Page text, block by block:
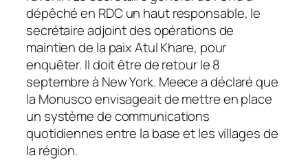
dépêché en RDC un haut responsable, le
secrétaire adjoint des opérations de
maintien de la paix Atul Khare, pour
enquêter. Il doit être de retour le 8
septembre à New York. Meece a déclaré que
la Monusco envisageait de mettre en place
un système de communications
quotidiennes entre la base et les villages de
la région.